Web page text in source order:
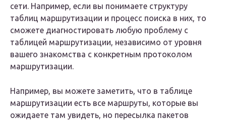
сети. Например, если вы понимаете структуру
таблиц маршрутизации и процесс поиска в них, то
сможете диагностировать любую проблему с
таблицей маршрутизации, независимо от уровня
вашего знакомства с конкретным протоколом
маршрутизации.
Например, вы можете заметить, что в таблице
маршрутизации есть все маршруты, которые вы
ожидаете там увидеть, но пересылка пакетов